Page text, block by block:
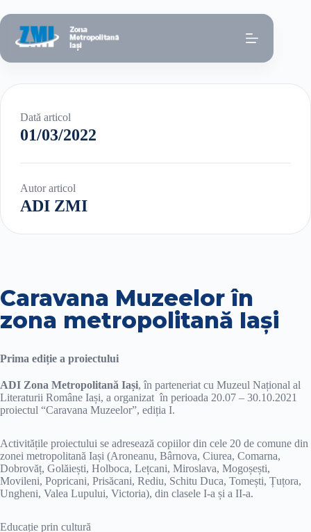
la
conținut
Dată articol
01/03/2022
Autor articol
ADI ZMI
Caravana Muzeelor în
zona metropolitană Iași
Prima ediție a proiectului
ADI Zona Metropolitană Iași, în parteneriat cu Muzeul Național al
Literaturii Române Iași, a organizat în perioada 20.07 – 30.10.2021
proiectul “Caravana Muzeelor”, ediția I.
Activitățile proiectului se adresează copiilor din cele 20 de comune din
zonei metropolitană Iași (Aroneanu, Bârnova, Ciurea, Comarna,
Dobrovăț, Golăiești, Holboca, Lețcani, Miroslava, Mogoșești,
Movileni, Popricani, Prisăcani, Rediu, Schitu Duca, Tomești, Țuțora,
Ungheni, Valea Lupului, Victoria), din clasele I-a și a II-a.
Educație prin cultură